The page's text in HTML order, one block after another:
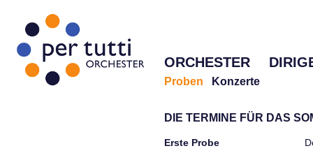
ORCHESTER
Proben Konzerte
DIE TERMINE FÜR DAS
Erste Probe